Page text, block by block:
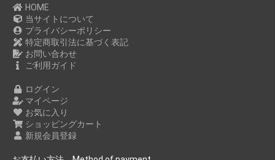
HOME
当サイトについて
プライバシーポリシー
特定商取引法に基づく表記
お問い合わせ
ご利用ガイド
ログイン
マイページ
お気に入り
ショッピングカート
新規会員登録